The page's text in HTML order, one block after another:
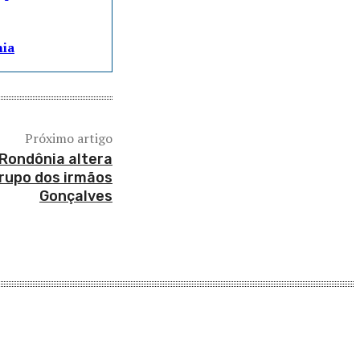
Próximo artigo
altera
dos irmãos
Gonçalves